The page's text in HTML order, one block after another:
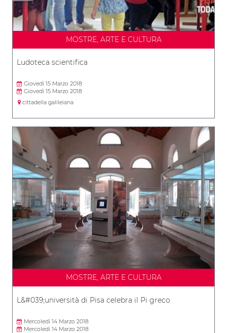
MOSTRE, ARTE E CULTURA
Ludoteca scientifica
Giovedì 15 Marzo 2018
Giovedì 15 Marzo 2018
cittadella galileiana
MOSTRE, ARTE E CULTURA
L&#039;università di Pisa celebra il Pi greco
Mercoledì 14 Marzo 2018
Mercoledì 14 Marzo 2018